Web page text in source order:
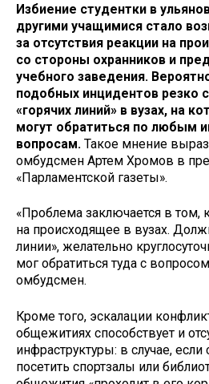
Избиение студентки в
другими учащимися стало
за отсутствия реакции на
со стороны охранников и
учебного заведения.
подобных инцидентов резко
«горячих линий» в вузах, на
могут обратиться по любым
вопросам. Такое мнение
омбудсмен Артем Хромов в
«Парламентской газеты».
«Проблема заключается в том,
на происходящее в вузах.
линии», желательно
мог обратиться туда с
омбудсмен.
Кроме того, эскалации
общежитиях способствует и
инфраструктуры: в случае,
посетить спортзалы или